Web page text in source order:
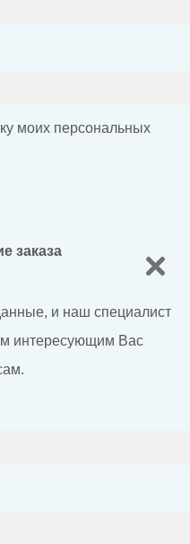
моих персональных
заказа
и наш специалист
интересующим Вас